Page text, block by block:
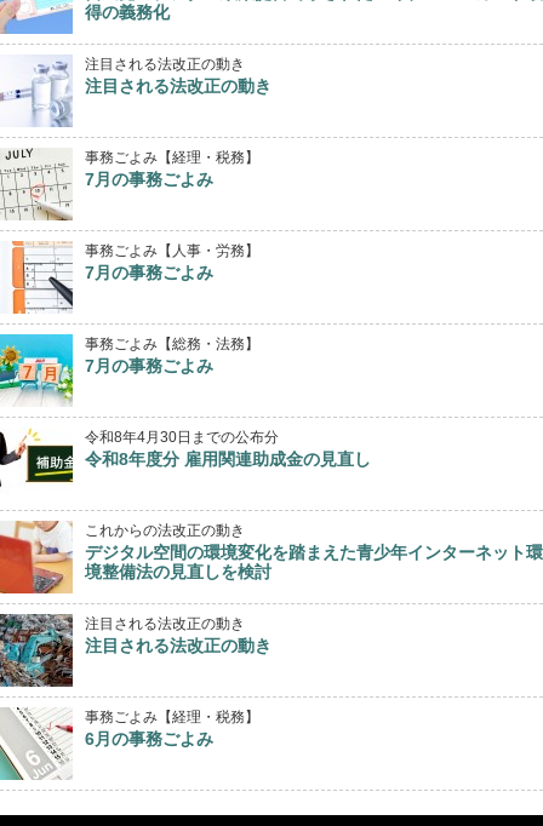
得の義務化
注目される法改正の動き
注目される法改正の動き
事務ごよみ【経理・税務】
7月の事務ごよみ
事務ごよみ【人事・労務】
7月の事務ごよみ
事務ごよみ【総務・法務】
7月の事務ごよみ
令和8年4月30日までの公布分
令和8年度分 雇用関連助成金の見直し
これからの法改正の動き
デジタル空間の環境変化を踏まえた青少年インターネット環
境整備法の見直しを検討
注目される法改正の動き
注目される法改正の動き
事務ごよみ【経理・税務】
6月の事務ごよみ